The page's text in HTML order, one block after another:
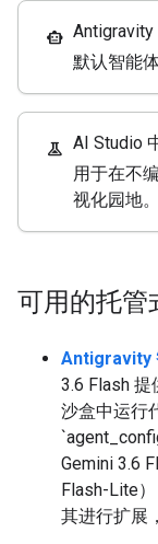
smart_toy
默认智能
experiment AI Studio
用于在不
视化园地。
可用的托管
Antigravity
3.6 Flash
沙盒中运行
Gemini 3.6
Flash-Lite
其进行扩展